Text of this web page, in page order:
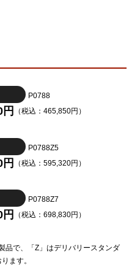
P0788
（税込：465,850円）
P0788Z5
（税込：595,320円）
P0788Z7
（税込：698,830円）
品で、「Z」はデリバリースタンダ
ます。